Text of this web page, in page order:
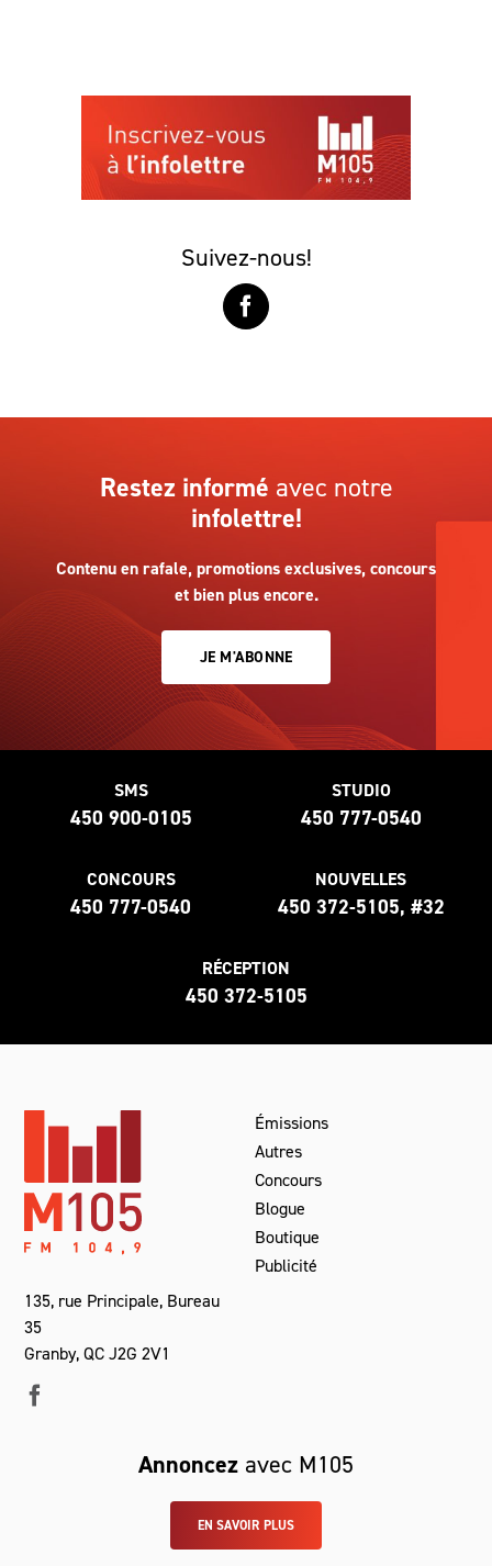
Suivez-nous!
Restez informé avec notre
infolettre!
Contenu en rafale, promotions exclusives, concours
et bien plus encore.
JE M'ABONNE
SMS
450 900-0105
STUDIO
450 777-0540
CONCOURS
450 777-0540
NOUVELLES
450 372-5105, #32
RÉCEPTION
450 372-5105
135, rue Principale, Bureau
35
Granby, QC J2G 2V1
Émissions
Autres
Concours
Blogue
Boutique
Publicité
Annoncez avec M105
EN SAVOIR PLUS